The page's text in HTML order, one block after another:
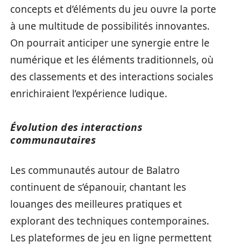
concepts et d’éléments du jeu ouvre la porte
à une multitude de possibilités innovantes.
On pourrait anticiper une synergie entre le
numérique et les éléments traditionnels, où
des classements et des interactions sociales
enrichiraient l’expérience ludique.
Évolution des interactions
communautaires
Les communautés autour de Balatro
continuent de s’épanouir, chantant les
louanges des meilleures pratiques et
explorant des techniques contemporaines.
Les plateformes de jeu en ligne permettent